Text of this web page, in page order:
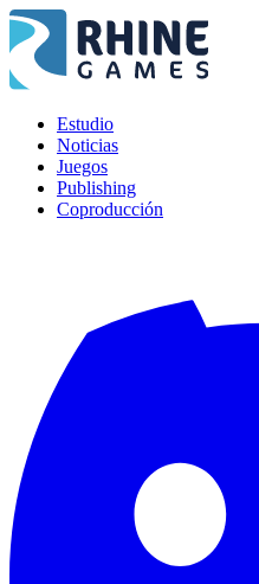
Estudio
Noticias
Juegos
Publishing
Coproducción